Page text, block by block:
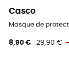
Casco
Masque de
8,90 € 29,90 €